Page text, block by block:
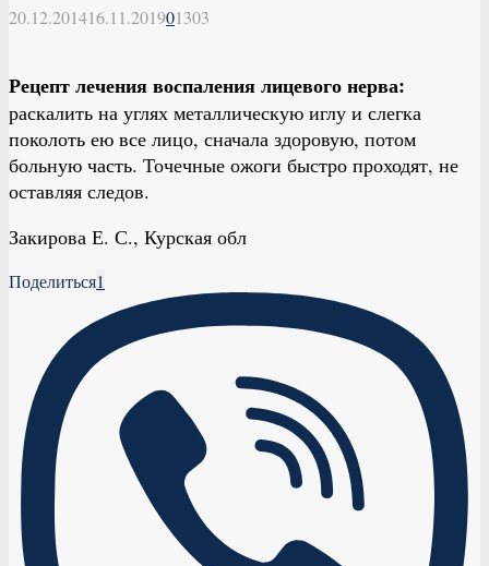
20.12.201416.11.201901303
Рецепт лечения воспаления лицевого нерва:
раскалить на углях металлическую иглу и слегка
поколоть ею все лицо, сначала здоровую, потом
больную часть. Точечные ожоги быстро проходят, не
оставляя следов.
Закирова Е. С., Курская обл
Поделиться1